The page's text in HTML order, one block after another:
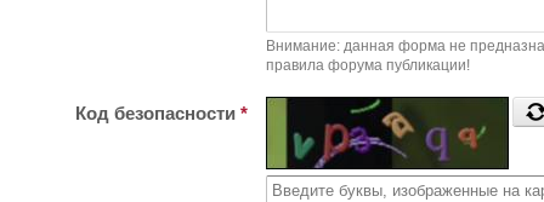
Внимание: данная форма не
правила форума публикации!
Код безопасности *